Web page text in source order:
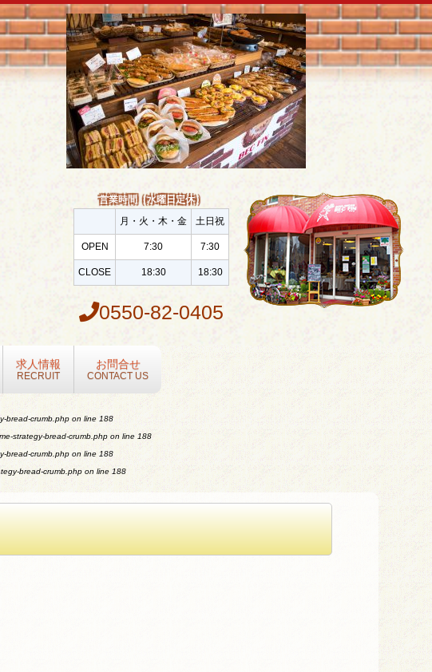
営業時間（水曜日定休）
月・火・木・金 土日祝
OPEN 7:30 7:30
CLOSE 18:30 18:30
0550-82-0405
求人情報
RECRUIT
お問合せ
CONTACT US
bread-crumb.php on line 188
strategy-bread-crumb.php on line 188
bread-crumb.php on line 188
bread-crumb.php on line 188